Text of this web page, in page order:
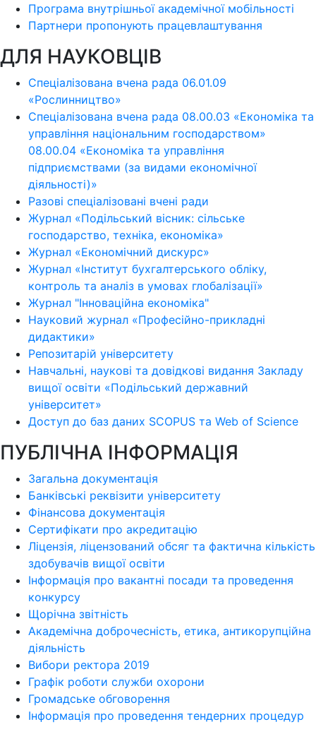
Програма внутрішньої академічної мобільності
Партнери пропонують працевлаштування
ДЛЯ НАУКОВЦІВ
Спеціалізована вчена рада 06.01.09
«Рослинництво»
Спеціалізована вчена рада 08.00.03 «Економіка та
управління національним господарством»
08.00.04 «Економіка та управління
підприємствами (за видами економічної
діяльності)»
Разові спеціалізовані вчені ради
Журнал «Подільський вісник: сільське
господарство, техніка, економіка»
Журнал «Економічний дискурс»
Журнал «Інститут бухгалтерського обліку,
контроль та аналіз в умовах глобалізації»
Журнал "Інноваційна економіка"
Науковий журнал «Професійно-прикладні
дидактики»
Репозитарій університету
Навчальні, наукові та довідкові видання Закладу
вищої освіти «Подільський державний
університет»
Доступ до баз даних SCOPUS та Web of Science
ПУБЛІЧНА ІНФОРМАЦІЯ
Загальна документація
Банківські реквізити університету
Фінансова документація
Сертифікати про акредитацію
Ліцензія, ліцензований обсяг та фактична кількість
здобувачів вищої освіти
Інформація про вакантні посади та проведення
конкурсу
Щорічна звітність
Академічна доброчесність, етика, антикорупційна
діяльність
Вибори ректора 2019
Графік роботи служби охорони
Громадське обговорення
Інформація про проведення тендерних процедур